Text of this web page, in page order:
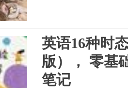
英语16种时
版）， 零基
笔记